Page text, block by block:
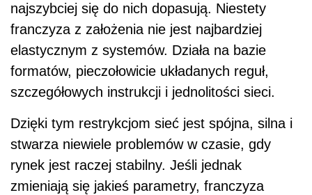
najszybciej się do nich dopasują. Niestety
franczyza z założenia nie jest najbardziej
elastycznym z systemów. Działa na bazie
formatów, pieczołowicie układanych reguł,
szczegółowych instrukcji i jednolitości sieci.
Dzięki tym restrykcjom sieć jest spójna, silna i
stwarza niewiele problemów w czasie, gdy
rynek jest raczej stabilny. Jeśli jednak
zmieniają się jakieś parametry, franczyza